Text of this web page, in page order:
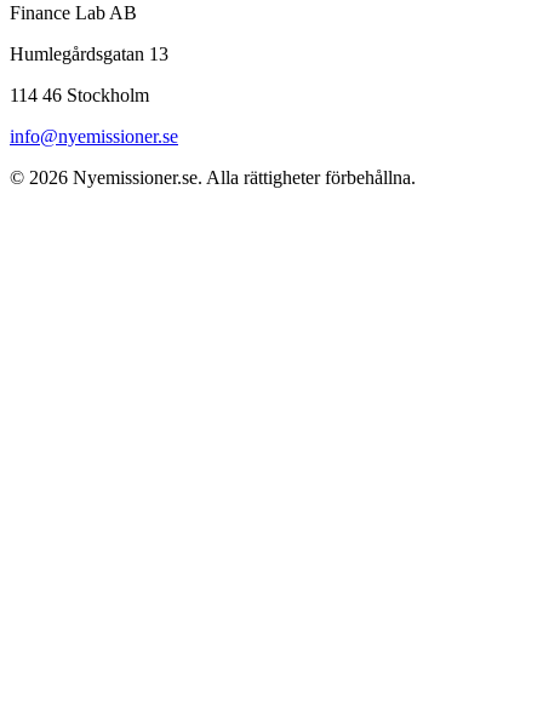
Finance Lab AB
Humlegårdsgatan 13
114 46 Stockholm
info@nyemissioner.se
© 2026 Nyemissioner.se. Alla rättigheter förbehållna.